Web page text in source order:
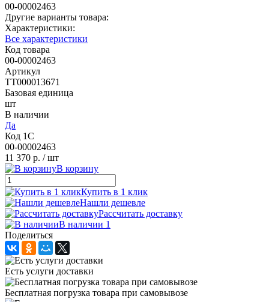
00-00002463
Другие варианты товара:
Характеристики:
Все характеристики
Код товара
00-00002463
Артикул
ТТ000013671
Базовая единица
шт
В наличии
Да
Код 1С
00-00002463
11 370 р. / шт
В корзину
Купить в 1 клик
Нашли дешевле
Рассчитать доставку
В наличии 1
Поделиться
Есть услуги доставки
Бесплатная погрузка товара при самовывозе